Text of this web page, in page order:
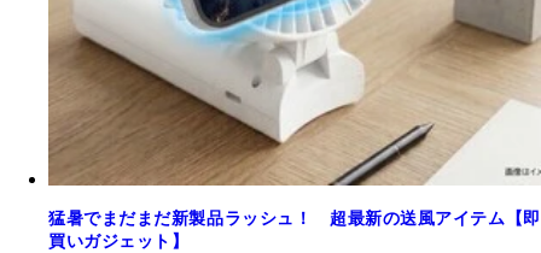
猛暑でまだまだ新製品ラッシュ！ 超最新の送風アイテム【即
買いガジェット】